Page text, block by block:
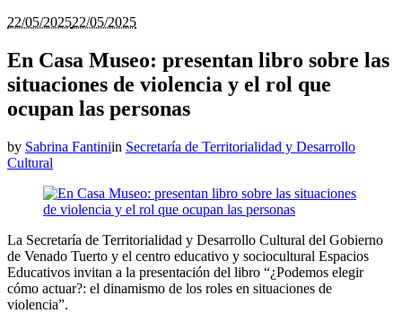
22/05/202522/05/2025
En Casa Museo: presentan libro sobre las
situaciones de violencia y el rol que
ocupan las personas
by Sabrina Fantiniin Secretaría de Territorialidad y Desarrollo
Cultural
La Secretaría de Territorialidad y Desarrollo Cultural del Gobierno
de Venado Tuerto y el centro educativo y sociocultural Espacios
Educativos invitan a la presentación del libro “¿Podemos elegir
cómo actuar?: el dinamismo de los roles en situaciones de
violencia”.